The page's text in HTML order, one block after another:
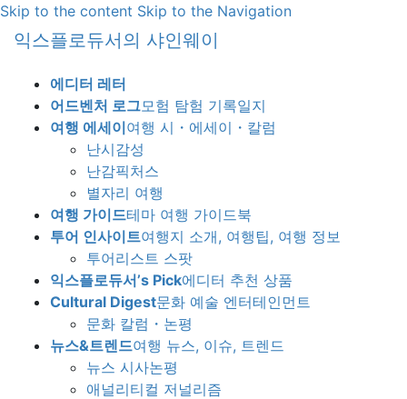
Skip to the content Skip to the Navigation
익스플로듀서의 샤인웨이
에디터 레터
어드벤처 로그모험 탐험 기록일지
여행 에세이여행 시・에세이・칼럼
난시감성
난감픽처스
별자리 여행
여행 가이드테마 여행 가이드북
투어 인사이트여행지 소개, 여행팁, 여행 정보
투어리스트 스팟
익스플로듀서’s Pick에디터 추천 상품
Cultural Digest문화 예술 엔터테인먼트
문화 칼럼・논평
뉴스&트렌드여행 뉴스, 이슈, 트렌드
뉴스 시사논평
애널리티컬 저널리즘